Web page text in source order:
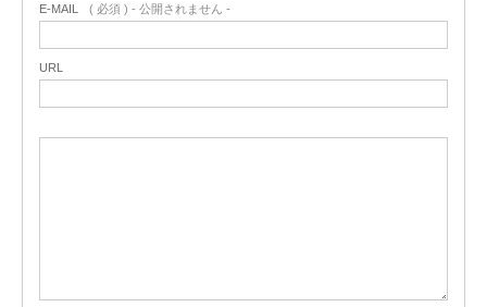
E-MAIL ( 必須 ) - 公開されません -
URL